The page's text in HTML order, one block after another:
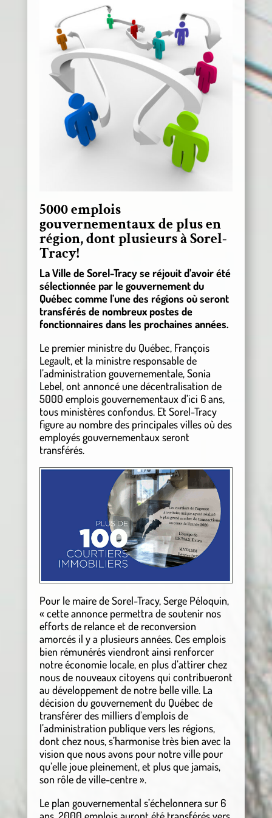
5000 emplois
gouvernementaux de plus en
région, dont plusieurs à Sorel-
Tracy!
La Ville de Sorel-Tracy se réjouit d’avoir été
sélectionnée par le gouvernement du
Québec comme l’une des régions où seront
transférés de nombreux postes de
fonctionnaires dans les prochaines années.
Le premier ministre du Québec, François
Legault, et la ministre responsable de
l’administration gouvernementale, Sonia
Lebel, ont annoncé une décentralisation de
5000 emplois gouvernementaux d’ici 6 ans,
tous ministères confondus. Et Sorel-Tracy
figure au nombre des principales villes où des
employés gouvernementaux seront
transférés.
Pour le maire de Sorel-Tracy, Serge Péloquin,
« cette annonce permettra de soutenir nos
efforts de relance et de reconversion
amorcés il y a plusieurs années. Ces emplois
bien rémunérés viendront ainsi renforcer
notre économie locale, en plus d’attirer chez
nous de nouveaux citoyens qui contribueront
au développement de notre belle ville. La
décision du gouvernement du Québec de
transférer des milliers d’emplois de
l’administration publique vers les régions,
dont chez nous, s’harmonise très bien avec la
vision que nous avons pour notre ville pour
qu’elle joue pleinement, et plus que jamais,
son rôle de ville-centre ».
Le plan gouvernemental s’échelonnera sur 6